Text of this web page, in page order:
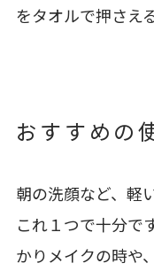
をタオルで押さえ
おすすめの
朝の洗顔など、軽
これ１つで十分で
かりメイクの時や